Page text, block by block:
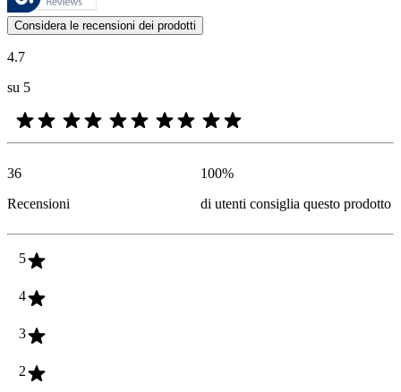
Le valutazioni dei prodotti e le classificazioni in stelle da parte degli
Considera le recensioni dei prodotti
4.7
su 5
36
Recensioni
100%
di utenti consiglia questo prodotto
5
4
3
2